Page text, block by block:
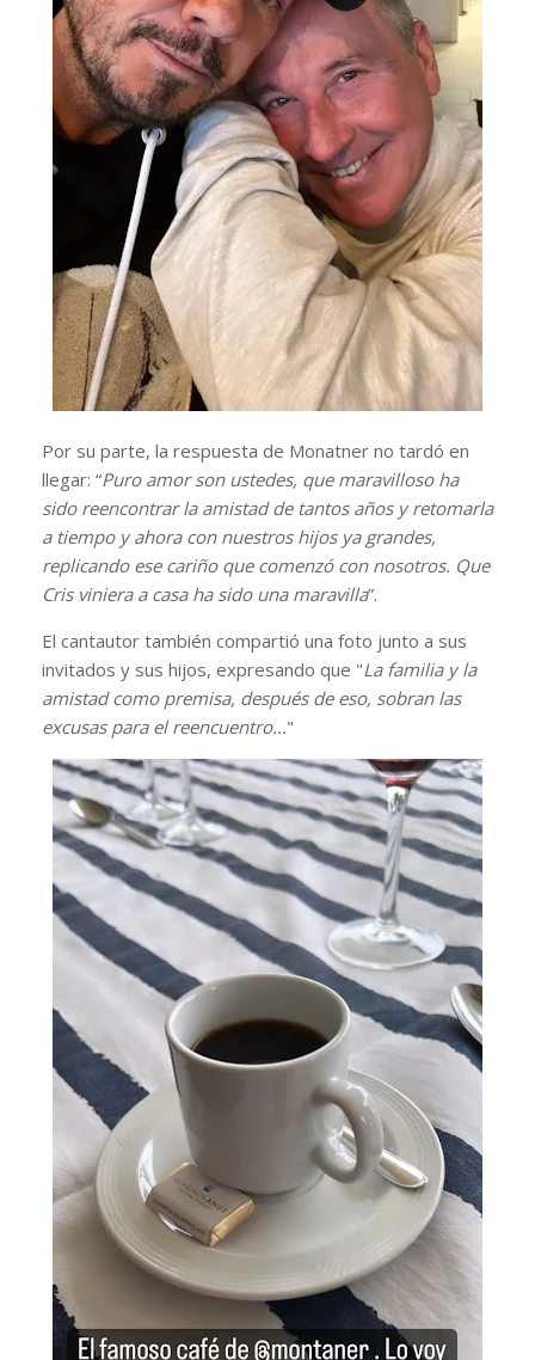
Por su parte, la respuesta de Monatner no tardó en
llegar: “Puro amor son ustedes, que maravilloso ha
sido reencontrar la amistad de tantos años y retomarla
a tiempo y ahora con nuestros hijos ya grandes,
replicando ese cariño que comenzó con nosotros. Que
Cris viniera a casa ha sido una maravilla”.
El cantautor también compartió una foto junto a sus
invitados y sus hijos, expresando que "La familia y la
amistad como premisa, después de eso, sobran las
excusas para el reencuentro…"